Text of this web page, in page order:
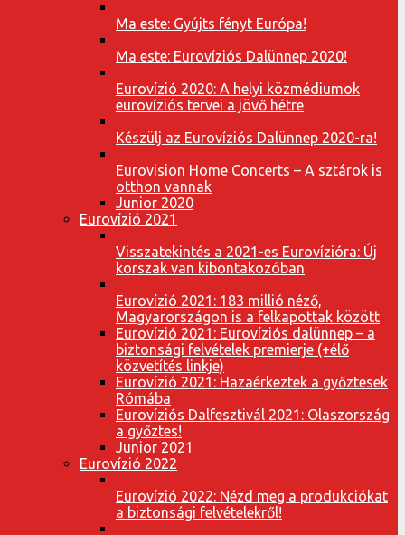
Ma este: Gyújts fényt Európa!
Ma este: Eurovíziós Dalünnep 2020!
Eurovízió 2020: A helyi közmédiumok
eurovíziós tervei a jövő hétre
Készülj az Eurovíziós Dalünnep 2020-ra!
Eurovision Home Concerts – A sztárok is
otthon vannak
Junior 2020
Eurovízió 2021
Visszatekintés a 2021-es Eurovízióra: Új
korszak van kibontakozóban
Eurovízió 2021: 183 millió néző,
Magyarországon is a felkapottak között
Eurovízió 2021: Eurovíziós dalünnep – a
biztonsági felvételek premierje (+élő
közvetítés linkje)
Eurovízió 2021: Hazaérkeztek a győztesek
Rómába
Eurovíziós Dalfesztivál 2021: Olaszország
a győztes!
Junior 2021
Eurovízió 2022
Eurovízió 2022: Nézd meg a produkciókat
a biztonsági felvételekről!